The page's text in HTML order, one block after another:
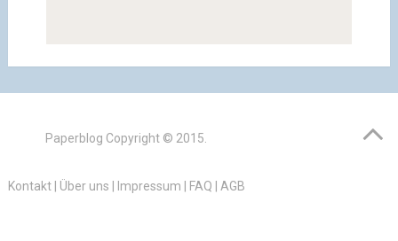
Paperblog Copyright © 2015.
Kontakt| Über uns Impressum FAQ AGB